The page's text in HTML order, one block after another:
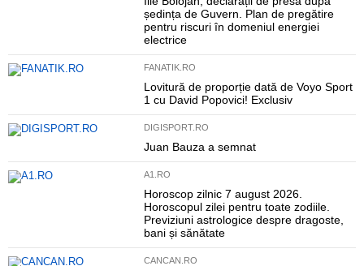
ședința de Guvern. Plan de pregătire
pentru riscuri în domeniul energiei
electrice
FANATIK.RO
Lovitură de proporție dată de Voyo Sport
1 cu David Popovici! Exclusiv
DIGISPORT.RO
Juan Bauza a semnat
A1.RO
Horoscop zilnic 7 august 2026.
Horoscopul zilei pentru toate zodiile.
Previziuni astrologice despre dragoste,
bani și sănătate
CANCAN.RO